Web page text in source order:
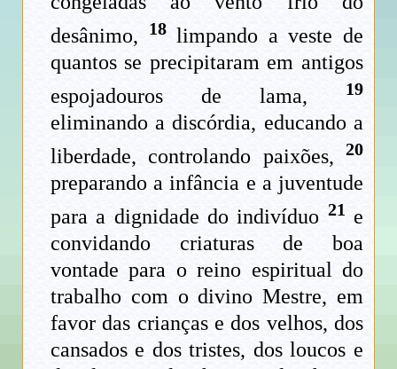
desânimo,
18limpando a veste de
quantos se precipitaram em antigos
espojadouros de lama,
19
eliminando a discórdia, educando a
liberdade, controlando paixões, 20
preparando a infância e a juventude
para a dignidade do indivíduo 21 e
convidando criaturas de boa
vontade para o reino espiritual do
trabalho com o divino Mestre, em
favor das crianças e dos velhos, dos
cansados e dos tristes, dos loucos e